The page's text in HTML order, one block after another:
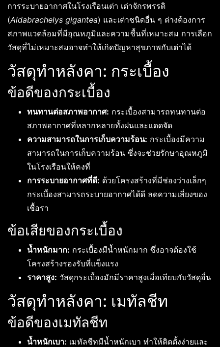
การระบายอากาศในโรงเรือนเต่า เต่าจักรพรรดิ
(Aldabrachelys gigantea) และเต่าชนิดอื่น ๆ ต่างต้องการ
สภาพแวดล้อมที่มีอุณหภูมิและความชื้นที่เหมาะสม การเลือก
วัสดุที่ไม่เหมาะสมอาจทำให้เกิดปัญหาสุขภาพกับเต่าได้
วัสดุทำหลังคา: กระเบื้อง
ข้อดีของกระเบื้อง
ทนทานต่อสภาพอากาศ: กระเบื้องสามารถทนทานต่อ
สภาพอากาศที่หลากหลายทั้งฝนและแดดจัด
ความสามารถในการเก็บความร้อน: กระเบื้องมีความ
สามารถในการเก็บความร้อน ซึ่งจะช่วยรักษาอุณหภูมิ
ในโรงเรือนให้คงที่
การระบายอากาศที่ดี: ด้วยโครงสร้างที่มีช่องว่างเล็กๆ
กระเบื้องสามารถระบายอากาศได้ดี ลดความเสี่ยงของ
เชื้อรา
ข้อเสียของกระเบื้อง
น้ำหนักมาก: กระเบื้องมีน้ำหนักมาก ซึ่งอาจต้องใช้
โครงสร้างรองรับที่แข็งแรง
ราคาสูง: วัสดุกระเบื้องมักมีราคาสูงเมื่อเทียบกับวัสดุอื่น
วัสดุทำหลังคา: เมทัลชีท
ข้อดีของเมทัลชีท
น้ำหนักเบา: เมทัลชีทมีน้ำหนักเบา ทำให้ติดตั้งง่ายและ